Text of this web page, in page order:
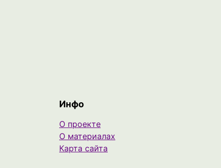
Инфо
О проекте
О материалах
Карта сайта